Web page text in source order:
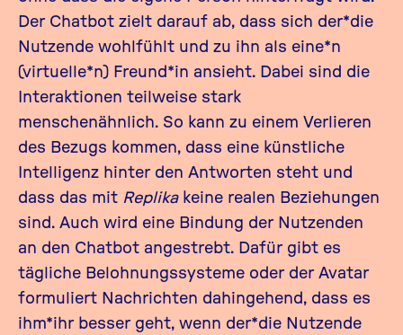
Der Chatbot zielt darauf ab, dass sich der*die
Nutzende wohlfühlt und zu ihn als eine*n
(virtuelle*n) Freund*in ansieht. Dabei sind die
Interaktionen teilweise stark
menschenähnlich. So kann zu einem Verlieren
des Bezugs kommen, dass eine künstliche
Intelligenz hinter den Antworten steht und
dass das mit Replikakeine realen Beziehungen
sind. Auch wird eine Bindung der Nutzenden
an den Chatbot angestrebt. Dafür gibt es
tägliche Belohnungssysteme oder der Avatar
formuliert Nachrichten dahingehend, dass es
ihm*ihr besser geht, wenn der*die Nutzende